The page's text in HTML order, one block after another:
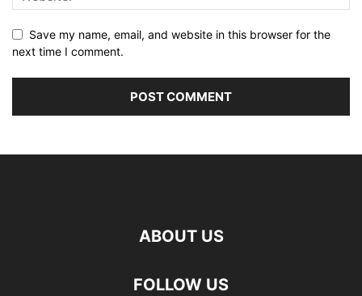
Save my name, email, and website in this browser for the
next time I comment.
ABOUT US
FOLLOW US